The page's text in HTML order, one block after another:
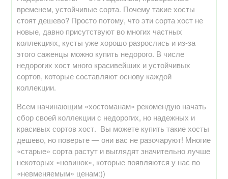
временем, устойчивые сорта. Почему такие хосты
стоят дешево? Просто потому, что эти сорта хост не
новые, давно присутствуют во многих частных
коллекциях, кусты уже хорошо разрослись и из-за
этого саженцы можно купить недорого. В числе
недорогих хост много красивейших и устойчивых
сортов, которые составляют основу каждой
коллекции.
Всем начинающим «хостоманам» рекомендую начать
сбор своей коллекции с недорогих, но надежных и
красивых сортов хост. Вы можете купить такие хосты
дешево, но поверьте — они вас не разочаруют! Многие
«старые» сорта растут и выглядят значительно лучше
некоторых «новинок», которые появляются у нас по
«невменяемым» ценам:))